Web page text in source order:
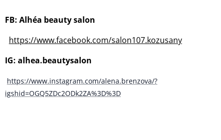
FB: Alhéa beauty salon
https://www.facebook.com/salon107.kozusany
IG: alhea.beautysalon
https://www.instagram.com/alena.brenzova/?
igshid=OGQ5ZDc2ODk2ZA%3D%3D